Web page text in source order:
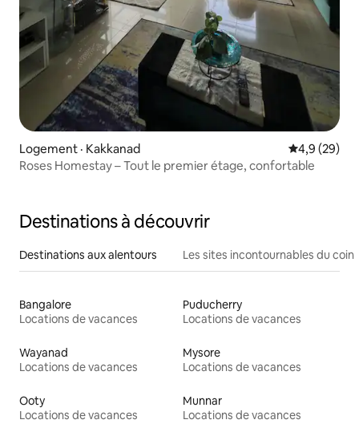
Logement · Kakkanad Note
4,9 (29)
Roses Homestay – Tout le premier étage, confortable
Destinations à découvrir
Destinations aux alentours Les sites incontournables du coin
Bangalore
Locations de vacances
Puducherry
Locations de vacances
Wayanad
Locations de vacances
Mysore
Locations de vacances
Ooty
Locations de vacances
Munnar
Locations de vacances